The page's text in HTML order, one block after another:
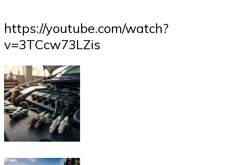
https://youtube.com/watch?
v=3TCcw73LZis